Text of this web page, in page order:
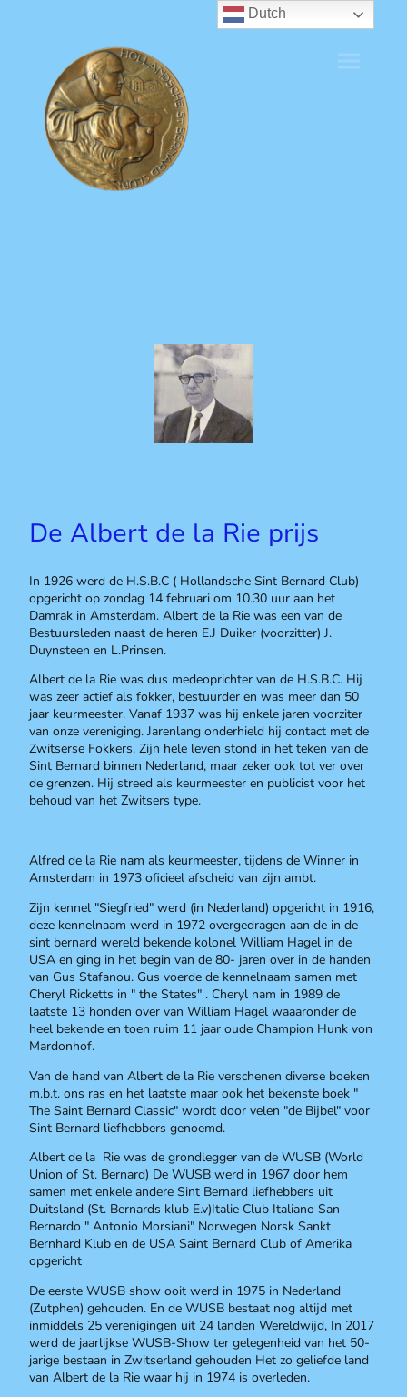
De Albert de la Rie prijs
In 1926 werd de H.S.B.C ( Hollandsche Sint Bernard Club)
opgericht op zondag 14 februari om 10.30 uur aan het
Damrak in Amsterdam. Albert de la Rie was een van de
Bestuursleden naast de heren E.J Duiker (voorzitter) J.
Duynsteen en L.Prinsen.
Albert de la Rie was dus medeoprichter van de H.S.B.C. Hij
was zeer actief als fokker, bestuurder en was meer dan 50
jaar keurmeester. Vanaf 1937 was hij enkele jaren voorziter
van onze vereniging. Jarenlang onderhield hij contact met de
Zwitserse Fokkers. Zijn hele leven stond in het teken van de
Sint Bernard binnen Nederland, maar zeker ook tot ver over
de grenzen. Hij streed als keurmeester en publicist voor het
behoud van het Zwitsers type.
Alfred de la Rie nam als keurmeester, tijdens de Winner in
Amsterdam in 1973 oficieel afscheid van zijn ambt.
Zijn kennel "Siegfried" werd (in Nederland) opgericht in 1916,
deze kennelnaam werd in 1972 overgedragen aan de in de
sint bernard wereld bekende kolonel William Hagel in de
USA en ging in het begin van de 80- jaren over in de handen
van Gus Stafanou. Gus voerde de kennelnaam samen met
Cheryl Ricketts in " the States" . Cheryl nam in 1989 de
laatste 13 honden over van William Hagel waaaronder de
heel bekende en toen ruim 11 jaar oude Champion Hunk von
Mardonhof.
Van de hand van Albert de la Rie verschenen diverse boeken
m.b.t. ons ras en het laatste maar ook het bekenste boek "
The Saint Bernard Classic" wordt door velen "de Bijbel" voor
Sint Bernard liefhebbers genoemd.
Albert de la Rie was de grondlegger van de WUSB (World
Union of St. Bernard) De WUSB werd in 1967 door hem
samen met enkele andere Sint Bernard liefhebbers uit
Duitsland (St. Bernards klub E.v)Italie Club Italiano San
Bernardo " Antonio Morsiani" Norwegen Norsk Sankt
Bernhard Klub en de USA Saint Bernard Club of Amerika
opgericht
De eerste WUSB show ooit werd in 1975 in Nederland
(Zutphen) gehouden. En de WUSB bestaat nog altijd met
inmiddels 25 verenigingen uit 24 landen Wereldwijd, In 2017
werd de jaarlijkse WUSB-Show ter gelegenheid van het 50-
jarige bestaan in Zwitserland gehouden Het zo geliefde land
van Albert de la Rie waar hij in 1974 is overleden.
Dutch